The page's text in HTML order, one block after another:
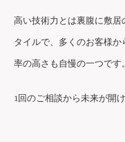
高い技術力とは裏腹に敷
タイルで、多くのお客様
率の高さも自慢の一つです。
1回のご相談から未来が開